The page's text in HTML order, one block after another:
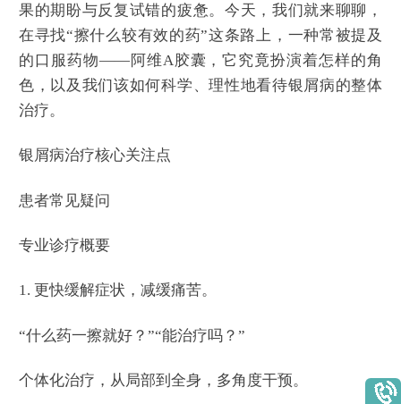
果的期盼与反复试错的疲惫。今天，我们就来聊聊，
在寻找“擦什么较有效的药”这条路上，一种常被提及
的口服药物——阿维A胶囊，它究竟扮演着怎样的角
色，以及我们该如何科学、理性地看待银屑病的整体
治疗。
银屑病治疗核心关注点
患者常见疑问
专业诊疗概要
1. 更快缓解症状，减缓痛苦。
“什么药一擦就好？”“能治疗吗？”
个体化治疗，从局部到全身，多角度干预。